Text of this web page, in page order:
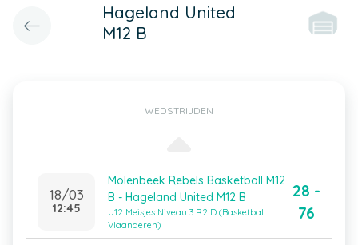
Hageland United
M12 B
WEDSTRIJDEN
18/03
12:45
Molenbeek Rebels Basketball M12
B - Hageland United M12 B
U12 Meisjes Niveau 3 R2 D (Basketbal
Vlaanderen)
28 -
76